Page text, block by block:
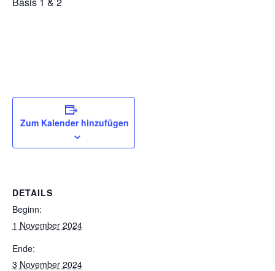
Zum Kalender hinzufügen
DETAILS
Beginn:
1 November 2024
Ende:
3 November 2024